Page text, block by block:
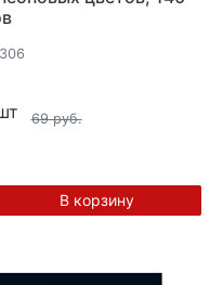
69 руб.
В корзину